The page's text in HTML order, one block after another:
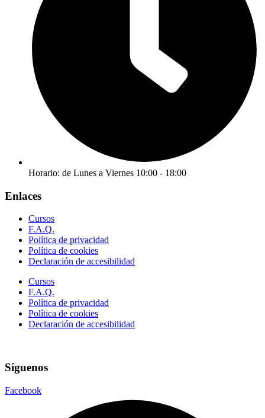
Horario: de Lunes a Viernes 10:00 - 18:00
Enlaces
Cursos
F.A.Q.
Política de privacidad
Política de cookies
Declaración de accesibilidad
Cursos
F.A.Q.
Política de privacidad
Política de cookies
Declaración de accesibilidad
Síguenos
Facebook